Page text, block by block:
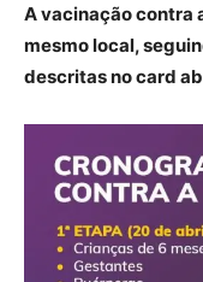
A vacinação contra
mesmo local,
descritas no card